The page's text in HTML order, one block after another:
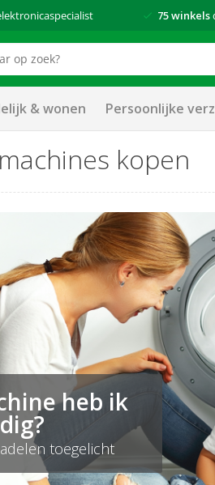
75 winkels
& wonen Persoonlijke
kopen
heb ik
toegelicht